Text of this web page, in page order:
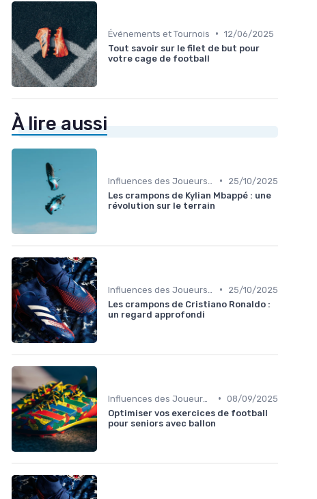
Événements et Tournois • 12/06/2025
Tout savoir sur le filet de but pour
votre cage de football
À lire aussi
•
25/10/2025
Les crampons de Kylian Mbappé : une
révolution sur le terrain
•
25/10/2025
Les crampons de Cristiano Ronaldo :
un regard approfondi
• 08/09/2025
Optimiser vos exercices de football
pour seniors avec ballon